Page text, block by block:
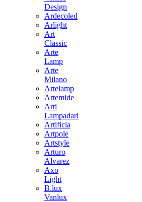
Design
Ardecoled
Arlight
Art
Classic
Arte
Lamp
Arte
Milano
Artelamp
Artemide
Arti
Lampadari
Artificia
Artpole
Artstyle
Arturo
Alvarez
Axo
Light
B.lux
Vanlux